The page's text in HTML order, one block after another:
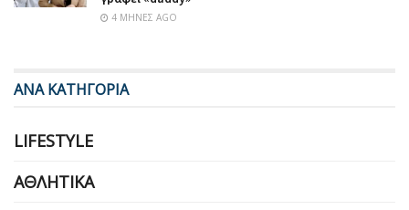
4 ΜΉΝΕΣ AGO
ΑΝΑ ΚΑΤΗΓΟΡΙΑ
LIFESTYLE
ΑΘΛΗΤΙΚΆ